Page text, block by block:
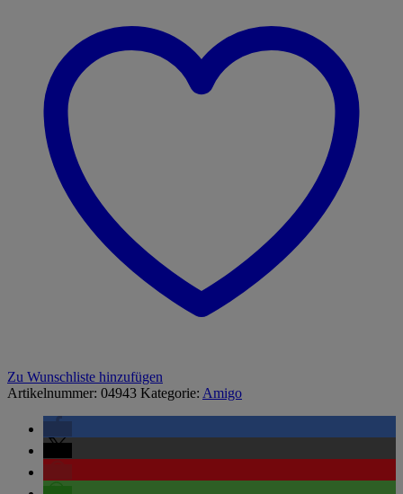
Zu Wunschliste hinzufügen
Artikelnummer: 04943 Kategorie: Amigo